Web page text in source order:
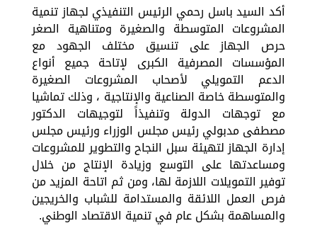
أكد السيد باسل رحمي الرئيس التنفيذي لجهاز تنمية
المشروعات المتوسطة والصغيرة ومتناهية الصغر
حرص الجهاز على تنسيق مختلف الجهود مع
المؤسسات المصرفية الكبرى لإتاحة جميع أنواع
الدعم التمويلي لأصحاب المشروعات الصغيرة
والمتوسطة خاصة الصناعية والإنتاجية ، وذلك تماشيا
مع توجهات الدولة وتنفيذاً لتوجيهات الدكتور
مصطفى مدبولي رئيس مجلس الوزراء ورئيس مجلس
إدارة الجهاز لتهيئة سبل النجاح والتطوير للمشروعات
ومساعدتها على التوسع وزيادة الإنتاج من خلال
توفير التمويلات اللازمة لها، ومن ثم اتاحة المزيد من
فرص العمل اللائقة والمستدامة للشباب والخريجين
والمساهمة بشكل عام في تنمية الاقتصاد الوطني.